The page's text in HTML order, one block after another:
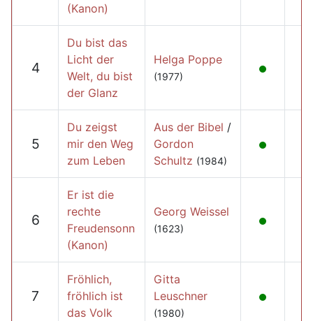
(Kanon)
4
Du bist das
Licht der
Welt, du bist
der Glanz
Helga Poppe
(1977)
5
Du zeigst
mir den Weg
zum Leben
Aus der Bibel /
Gordon
Schultz (1984)
6
Er ist die
rechte
Freudensonn
(Kanon)
Georg Weissel
(1623)
7
Fröhlich,
fröhlich ist
das Volk
Gitta
Leuschner
(1980)